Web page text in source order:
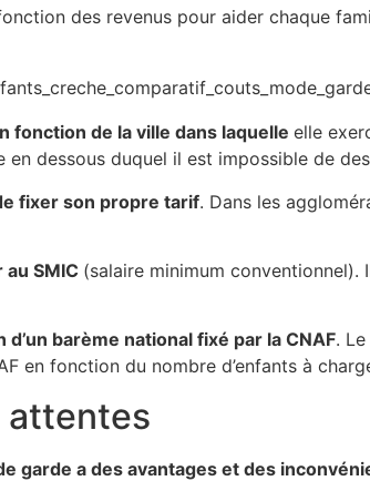
des revenus pour aider chaque
fonction de la ville dans laquelle elle
dessous duquel il est impossible de
fixer son propre tarif. Dans les
SMIC (salaire minimum conventionnel).
barème national fixé par la CNAF.
en fonction du nombre d’enfants à
attentes
garde a des avantages et des